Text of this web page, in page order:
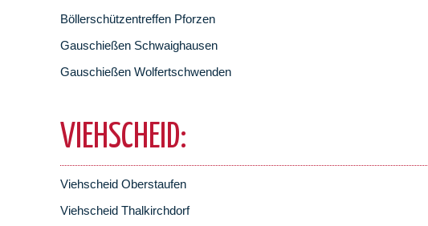
Böllerschützentreffen Pforzen
Gauschießen Schwaighausen
Gauschießen Wolfertschwenden
VIEHSCHEID:
Viehscheid Oberstaufen
Viehscheid Thalkirchdorf